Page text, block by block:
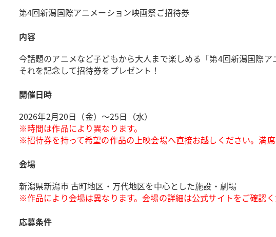
第4回新潟国際アニメーション映画祭ご招待券
内容
今話題のアニメなど子どもから大人まで楽しめる「第4回新潟国際
それを記念して招待券をプレゼント！
開催日時
2026年2月20日（金）～25日（水）
※時間は作品により異なります。
※招待券を持って希望の作品の上映会場へ直接お越しください。満
会場
新潟県新潟市 古町地区・万代地区を中心とした施設・劇場
※作品により会場は異なります。会場の詳細は公式サイトをご確認く
応募条件